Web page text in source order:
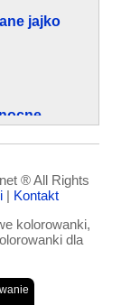
jajko
® All Rights
| Kontakt
kolorowanki,
dla